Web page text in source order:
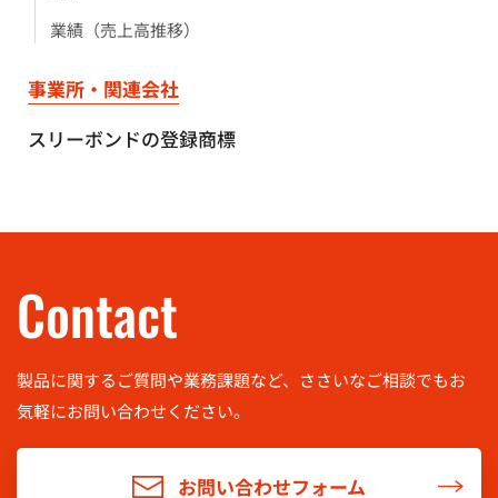
業績（売上高推移）
事業所・関連会社
スリーボンドの登録商標
Contact
製品に関するご質問や業務課題など、ささいなご相談でもお
気軽にお問い合わせください。
お問い合わせフォーム